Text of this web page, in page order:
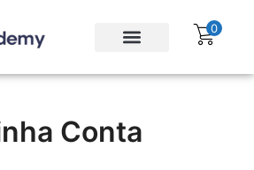
0
Conta